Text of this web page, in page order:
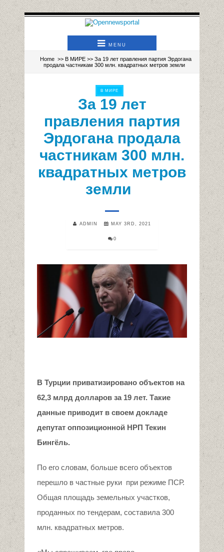
MENU
Home >> В МИРЕ >> За 19 лет правления партия Эрдогана
продала частникам 300 млн. квадратных метров земли
В МИРЕ
За 19 лет
правления партия
Эрдогана продала
частникам 300 млн.
квадратных метров
земли
ADMIN MAY 3RD, 2021
0
В Турции приватизировано объектов на
62,3 млрд долларов за 19 лет. Такие
данные приводит в своем докладе
депутат оппозиционной НРП Текин
Бингёль.
По его словам, больше всего объектов
перешло в частные руки при режиме ПСР.
Общая площадь земельных участков,
проданных по тендерам, составила 300
млн. квадратных метров.